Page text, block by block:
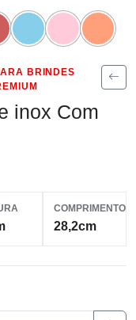
BRINDES
inox Com
COMPRIMENTO
28,2cm